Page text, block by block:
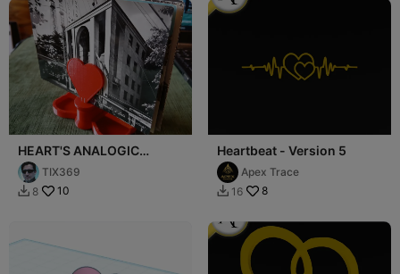
HEART'S ANALOGIC
MEMORY FOR LOVELY
ANALOGIC MOMENTS 💕
TIX369
 8 10
Heartbeat - Version 5
Apex Trace
 16 8